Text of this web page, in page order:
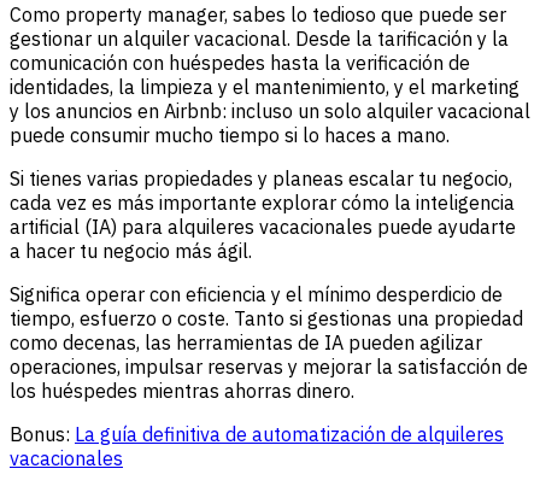
Como property manager, sabes lo tedioso que puede ser
gestionar un alquiler vacacional. Desde la tarificación y la
comunicación con huéspedes hasta la verificación de
identidades, la limpieza y el mantenimiento, y el marketing
y los anuncios en Airbnb: incluso un solo alquiler vacacional
puede consumir mucho tiempo si lo haces a mano.
Si tienes varias propiedades y planeas escalar tu negocio,
cada vez es más importante explorar cómo la inteligencia
artificial (IA) para alquileres vacacionales puede ayudarte
a hacer tu negocio más ágil.
Significa operar con eficiencia y el mínimo desperdicio de
tiempo, esfuerzo o coste. Tanto si gestionas una propiedad
como decenas, las herramientas de IA pueden agilizar
operaciones, impulsar reservas y mejorar la satisfacción de
los huéspedes mientras ahorras dinero.
Bonus: La guía definitiva de automatización de alquileres
vacacionales